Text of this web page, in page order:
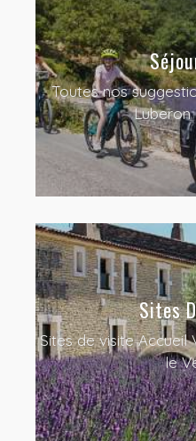
Toutes nos
Luberon
Sites
Sites de visite
le